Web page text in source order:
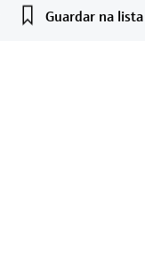
Guardar na lista